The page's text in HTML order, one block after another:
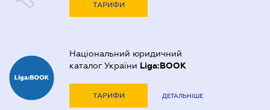
ТАРИФИ
Національний юридичний
каталог України Liga:BOOK
ТАРИФИ ДЕТАЛЬНІШЕ